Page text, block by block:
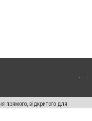
прямого, відкритого для